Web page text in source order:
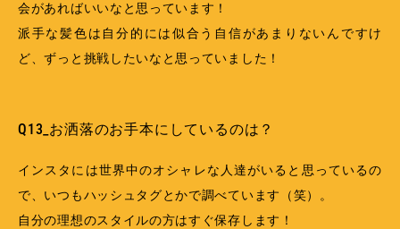
会があればいいなと思っています！
派手な髪色は自分的には似合う自信があまりないんですけ
ど、ずっと挑戦したいなと思っていました！
Q13_お洒落のお手本にしているのは？
インスタには世界中のオシャレな人達がいると思っているの
で、いつもハッシュタグとかで調べています（笑）。
自分の理想のスタイルの方はすぐ保存します！